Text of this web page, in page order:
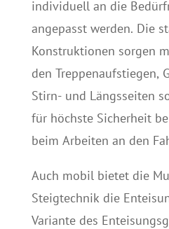
individuell an die
angepasst werden. Die
Konstruktionen sorgen
den Treppenaufstiegen,
Stirn- und Längsseiten
für höchste Sicherheit
beim Arbeiten an den
Auch mobil bietet die
Steigtechnik die
Variante des